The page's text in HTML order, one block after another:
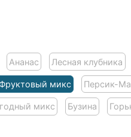
Ананас Лесная клубника
микс Персик-
микс Бузина